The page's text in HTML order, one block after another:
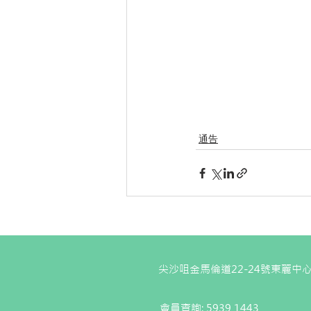
通告
尖沙咀金馬倫道22-24號東麗中
會員查詢: 5939 1443